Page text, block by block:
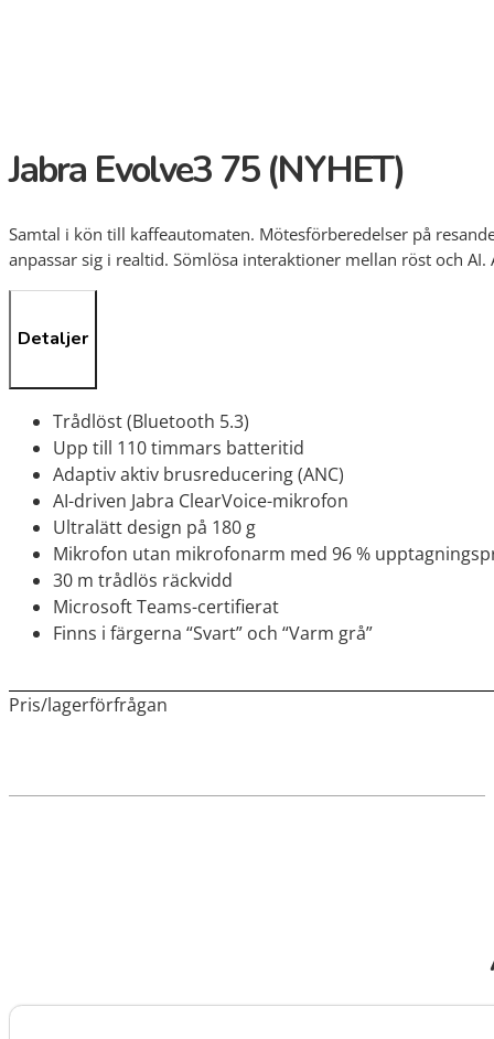
Jabra Evolve3 75 (NYHET)
Samtal i kön till kaffeautomaten. Mötesförberedelser på
anpassar sig i realtid. Sömlösa interaktioner mellan röst och
Detaljer
Trådlöst (Bluetooth 5.3)
Upp till 110 timmars batteritid
Adaptiv aktiv brusreducering (ANC)
AI-driven Jabra ClearVoice-mikrofon
Ultralätt design på 180 g
Mikrofon utan mikrofonarm med 96 %
30 m trådlös räckvidd
Microsoft Teams-certifierat
Finns i färgerna “Svart” och “Varm grå”
Pris/lagerförfrågan